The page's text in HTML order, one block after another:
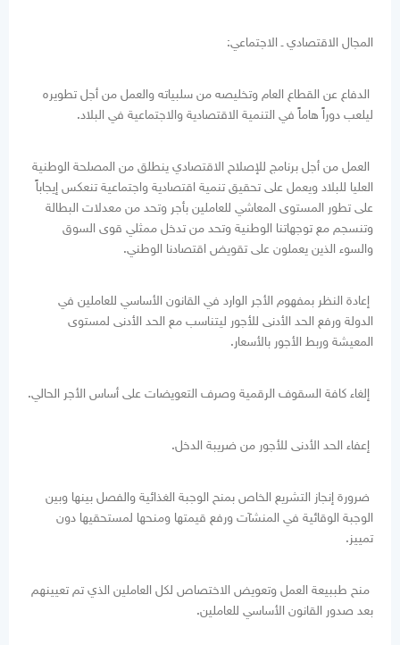
المجال الاقتصادي ـ الاجتماعي:
الدفاع عن القطاع العام وتخليصه من سلبياته والعمل من أجل تطويره
ليلعب دوراً هاماً في التنمية الاقتصادية والاجتماعية في البلاد.
العمل من أجل برنامج للإصلاح الاقتصادي ينطلق من المصلحة الوطنية
العليا للبلاد ويعمل على تحقيق تنمية اقتصادية واجتماعية تنعكس إيجاباً
على تطور المستوى المعاشي للعاملين بأجر وتحد من معدلات البطالة
وتنسجم مع توجهاتنا الوطنية وتحد من تدخل ممثلي قوى السوق
والسوء الذين يعملون على تقويض اقتصادنا الوطني.
إعادة النظر بمفهوم الأجر الوارد في القانون الأساسي للعاملين في
الدولة ورفع الحد الأدنى للأجور ليتناسب مع الحد الأدنى لمستوى
المعيشة وربط الأجور بالأسعار.
إلغاء كافة السقوف الرقمية وصرف التعويضات على أساس الأجر الحالي.
إعفاء الحد الأدنى للأجور من ضريبة الدخل.
ضرورة إنجاز التشريع الخاص بمنح الوجبة الغذائية والفصل بينها وبين
الوجبة الوقائية في المنشآت ورفع قيمتها ومنحها لمستحقيها دون
تمييز.
منح طببيعة العمل وتعويض الاختصاص لكل العاملين الذي تم تعيينهم
بعد صدور القانون الأساسي للعاملين.